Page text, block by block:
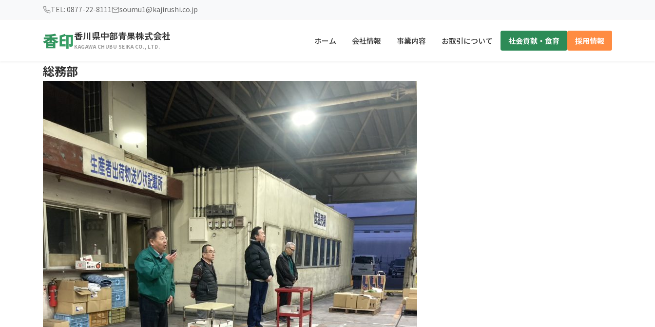
TEL: 0877-22-8111 soumu1@kajirushi.co.jp
香印香川県中部青果株式会社
KAGAWA CHUBU SEIKA CO., LTD.
ホーム 会社情報 事業内容 お取引について 社会貢献・食育 採用情報
総務部